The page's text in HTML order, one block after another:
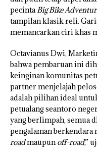
pecintaBig Bike
tampilan klasik reli.
memancarkan ciri khas
Octavianus Dwi,
bahwa pembaruan ini
keinginan komunitas
partner menjelajah
adalah pilihan ideal
petualang seantoro
yang berlimpah, semua
pengalaman berkendara
roadmaupunoff-road,”